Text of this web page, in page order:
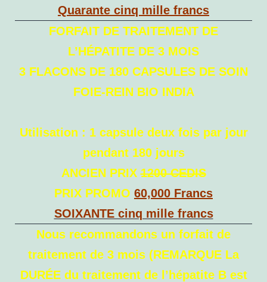
Quarante cinq mille francs
FORFAIT DE TRAITEMENT DE
L’HÉPATITE DE 3 MOIS
3 FLACONS DE 180 CAPSULES DE SOIN
FOIE-REIN BIO INDIA
Utilisation : 1 capsule deux fois par jour
pendant 180 jours
ANCIEN PRIX1200 CEDIS
PRIX PROMO 60,000 Francs
SOIXANTE cinq mille francs
Nous recommandons un forfait de
traitement de 3 mois (REMARQUE La
DURÉE du traitement de l’hépatite B est